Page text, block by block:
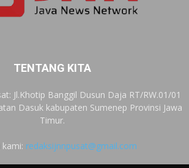
TENTANG KITA
Jl.Khotip Banggil Dusun Daja RT/RW.01/01
Dasuk kabupaten Sumenep Provinsi Jawa
Timur.
kami: redaksijnnpusat@gmail.com